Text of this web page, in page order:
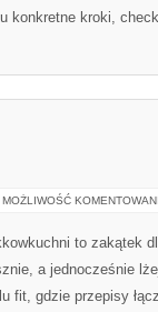
konkretne kroki,
MOŻLIWOŚĆ
to zakątek
a jednocześnie
fit, gdzie przepisy